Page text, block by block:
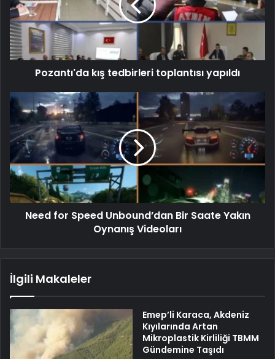
Pozantı'da kış tedbirleri toplantısı yapıldı
Need for Speed Unbound’dan Bir Saate Yakın
Oynanış Videoları
İlgili Makaleler
Emep’li Karaca, Akdeniz
Kıyılarında Artan
Mikroplastik Kirliliği TBMM
Gündemine Taşıdı